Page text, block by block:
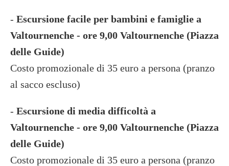
- Escursione facile per bambini e famiglie a
Valtournenche - ore 9,00 Valtournenche (Piazza
delle Guide)
Costo promozionale di 35 euro a persona (pranzo
al sacco escluso)
- Escursione di media difficoltà a
Valtournenche - ore 9,00 Valtournenche (Piazza
delle Guide)
Costo promozionale di 35 euro a persona (pranzo